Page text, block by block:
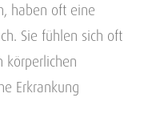
haben oft eine
Sie fühlen sich oft
körperlichen
Erkrankung